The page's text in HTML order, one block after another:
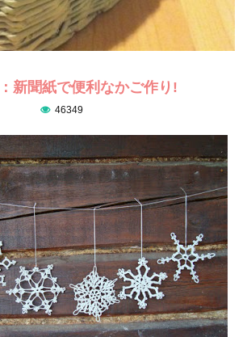
新聞紙で便利なかご作り!
46349